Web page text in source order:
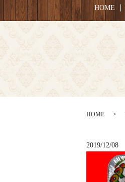
HOME
HOME
2019/12/08